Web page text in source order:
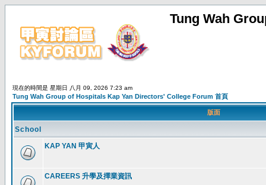
Tung Wah
現在的時間是 星期日 八月 09, 2026 7:23 am
Tung Wah Group of Hospitals Kap Yan Directors' College Forum 首頁
版面
School
KAP YAN 甲寅人
CAREERS 升學及擇業資訊